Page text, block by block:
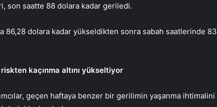
son saatte 88 dolara kadar geriledi.
86,28 dolara kadar yükseldikten sonra sabah saatlerinde 83
kaçınma altını yükseltiyor
geçen haftaya benzer bir gerilimin yaşanma ihtimalini